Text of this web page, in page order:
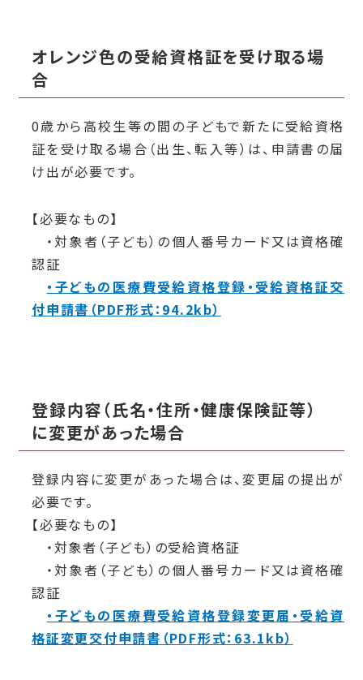
オレンジ色の受給資格証を受け取る場
合
0歳から高校生等の間の子どもで新たに受給資格
証を受け取る場合（出生、転入等）は、申請書の届
け出が必要です。
【必要なもの】
・対象者（子ども）の個人番号カード又は資格確
認証
・子どもの医療費受給資格登録・受給資格証交
付申請書（PDF形式：94.2kb）
登録内容（氏名・住所・健康保険証等）
に変更があった場合
登録内容に変更があった場合は、変更届の提出が
必要です。
【必要なもの】
・対象者（子ども）の受給資格証
・対象者（子ども）の個人番号カード又は資格確
認証
・子どもの医療費受給資格登録変更届・受給資
格証変更交付申請書（PDF形式：63.1kb）